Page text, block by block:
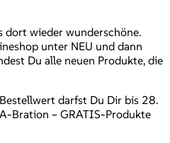
dort wieder wunderschöne.
unter NEU und dann
Du alle neuen Produkte, die
darfst Du Dir bis 28.
Bration – GRATIS-Produkte